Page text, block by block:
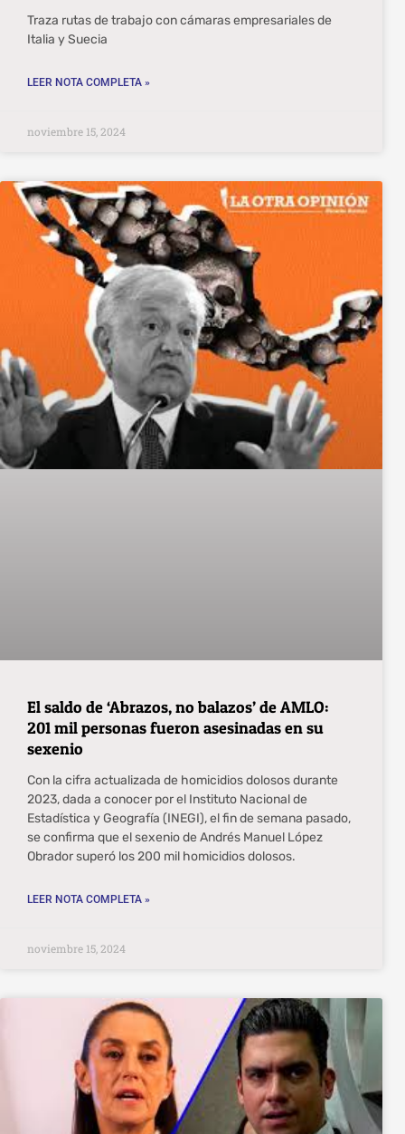
Traza rutas de trabajo con cámaras empresariales de
Italia y Suecia
LEER NOTA COMPLETA »
noviembre 15, 2024
El saldo de ‘Abrazos, no balazos’ de AMLO:
201 mil personas fueron asesinadas en su
sexenio
Con la cifra actualizada de homicidios dolosos durante
2023, dada a conocer por el Instituto Nacional de
Estadística y Geografía (INEGI), el fin de semana pasado,
se confirma que el sexenio de Andrés Manuel López
Obrador superó los 200 mil homicidios dolosos.
LEER NOTA COMPLETA »
noviembre 15, 2024